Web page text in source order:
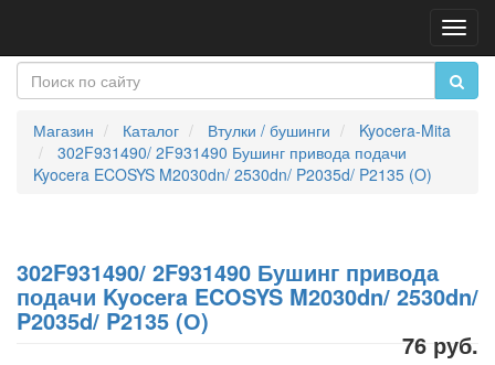
Магазин Каталог Втулки / бушинги
Kyocera-Mita
302F931490/ 2F931490 Бушинг привода подачи
Kyocera ECOSYS M2030dn/ 2530dn/ P2035d/ P2135 (O)
302F931490/ 2F931490 Бушинг привода
подачи Kyocera ECOSYS M2030dn/ 2530dn/
P2035d/ P2135 (О)
76 руб.